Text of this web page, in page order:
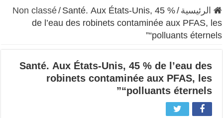
الرئيسية /
Non classé / Santé. Aux États-Unis, 45 %
de l’eau des robinets contaminée aux PFAS, les
“polluants éternels”
Santé. Aux États-Unis, 45 % de l’eau des
robinets contaminée aux PFAS, les
“polluants éternels”